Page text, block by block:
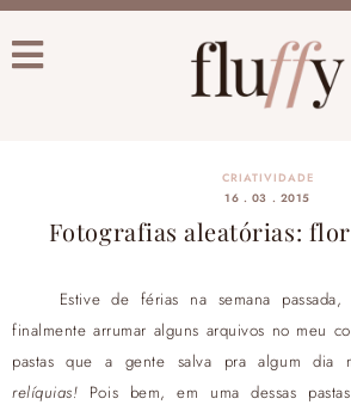
CRIATIVIDADE
16 . 03 . 2015
Fotografias aleatórias:
Estive de férias na semana
finalmente arrumar alguns arquivos no meu
pastas que a gente salva pra algum dia
relíquias! Pois bem, em uma dessas